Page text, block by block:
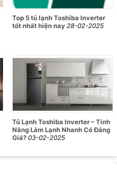
Top 5 tủ lạnh Toshiba Inverter
tốt nhất hiện nay28-02-2025
Tủ Lạnh Toshiba Inverter – Tính
Năng Làm Lạnh Nhanh Có Đáng
Giá?03-02-2025